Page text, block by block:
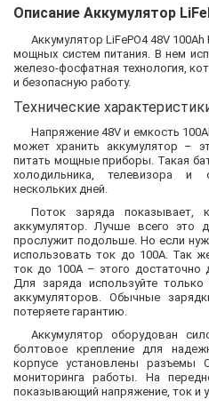
Описание Аккумулятор
Аккумулятор LiFePO4 48V
мощных систем питания. В нем
железо-фосфатная технология,
и безопасную работу.
Технические
Напряжение 48V и емкость
может хранить аккумулятор –
питать мощные приборы. Такая
холодильника, телевизора
нескольких дней.
Поток заряда показывает,
аккумулятор. Лучше всего
прослужит подольше. Но если
использовать ток до 100А. Так
ток до 100А – этого достаточно
Для заряда используйте только
аккумуляторов. Обычные
потеряете гарантию.
Аккумулятор оборудован
болтовое крепление для
корпусе установлены разъемы
мониторинга работы. На
показывающий напряжение, ток и